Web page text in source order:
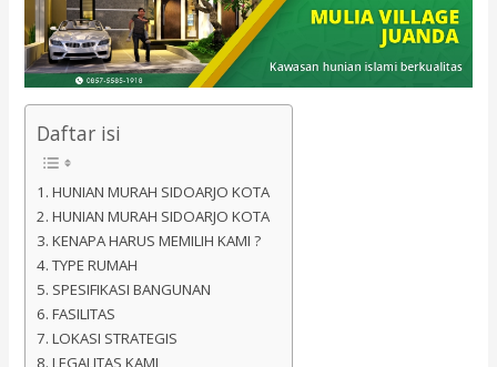
Daftar isi
HUNIAN MURAH SIDOARJO KOTA
HUNIAN MURAH SIDOARJO KOTA
KENAPA HARUS MEMILIH KAMI ?
TYPE RUMAH
SPESIFIKASI BANGUNAN
FASILITAS
LOKASI STRATEGIS